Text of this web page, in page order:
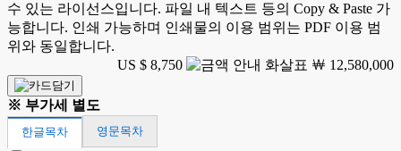
수 있는 라이선스입니다. 파일 내 텍스트 등의 Copy & Paste 가
능합니다. 인쇄 가능하며 인쇄물의 이용 범위는 PDF 이용 범
위와 동일합니다.
US $ 8,750
￦ 12,580,000
※ 부가세 별도
한글목차
영문목차